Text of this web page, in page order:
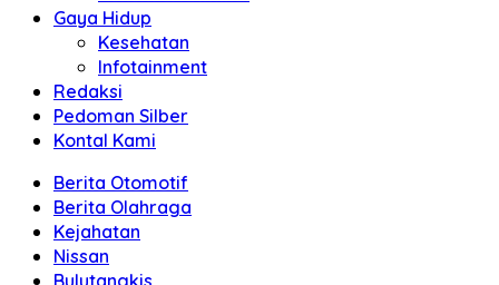
Gaya Hidup
Kesehatan
Infotainment
Redaksi
Pedoman Silber
Kontal Kami
Berita Otomotif
Berita Olahraga
Kejahatan
Nissan
Bulutangkis